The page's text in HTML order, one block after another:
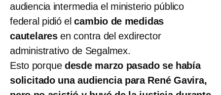
audiencia intermedia el ministerio público
federal pidió elcambio de medidas
cautelaresen contra del exdirector
administrativo de Segalmex.
Esto porque desde marzo pasado se había
solicitado una audiencia para René Gavira,